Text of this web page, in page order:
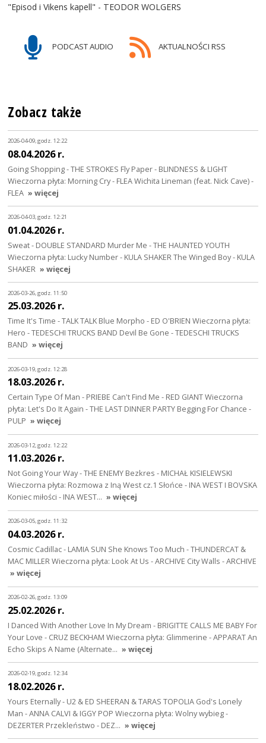
"Episod i Vikens kapell" - TEODOR WOLGERS
PODCAST AUDIO AKTUALNOŚCI RSS
Zobacz także
2026-04-09, godz. 12:22
08.04.2026 r.
Going Shopping - THE STROKES Fly Paper - BLINDNESS & LIGHT
Wieczorna płyta: Morning Cry - FLEA Wichita Lineman (feat. Nick Cave) -
FLEA » więcej
2026-04-03, godz. 12:21
01.04.2026 r.
Sweat - DOUBLE STANDARD Murder Me - THE HAUNTED YOUTH
Wieczorna płyta: Lucky Number - KULA SHAKER The Winged Boy - KULA
SHAKER » więcej
2026-03-26, godz. 11:50
25.03.2026 r.
Time It's Time - TALK TALK Blue Morpho - ED O'BRIEN Wieczorna płyta:
Hero - TEDESCHI TRUCKS BAND Devil Be Gone - TEDESCHI TRUCKS
BAND » więcej
2026-03-19, godz. 12:28
18.03.2026 r.
Certain Type Of Man - PRIEBE Can't Find Me - RED GIANT Wieczorna
płyta: Let's Do It Again - THE LAST DINNER PARTY Begging For Chance -
PULP » więcej
2026-03-12, godz. 12:22
11.03.2026 r.
Not Going Your Way - THE ENEMY Bezkres - MICHAŁ KISIELEWSKI
Wieczorna płyta: Rozmowa z Iną West cz.1 Słońce - INA WEST I BOVSKA
Koniec miłości - INA WEST… » więcej
2026-03-05, godz. 11:32
04.03.2026 r.
Cosmic Cadillac - LAMIA SUN She Knows Too Much - THUNDERCAT &
MAC MILLER Wieczorna płyta: Look At Us - ARCHIVE City Walls - ARCHIVE
» więcej
2026-02-26, godz. 13:09
25.02.2026 r.
I Danced With Another Love In My Dream - BRIGITTE CALLS ME BABY For
Your Love - CRUZ BECKHAM Wieczorna płyta: Glimmerine - APPARAT An
Echo Skips A Name (Alternate… » więcej
2026-02-19, godz. 12:34
18.02.2026 r.
Yours Eternally - U2 & ED SHEERAN & TARAS TOPOLIA God's Lonely
Man - ANNA CALVI & IGGY POP Wieczorna płyta: Wolny wybieg -
DEZERTER Przekleństwo - DEZ… » więcej